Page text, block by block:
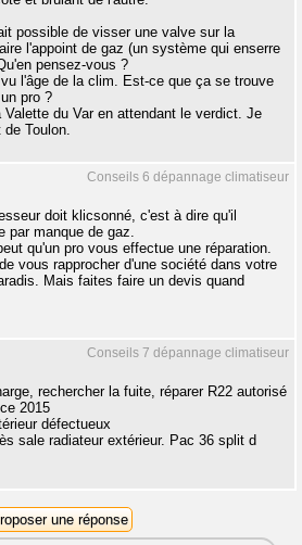
possible de visser une valve sur la
l'appoint de gaz (un système qui enserre
pensez-vous ?
l'âge de la clim. Est-ce que ça se trouve
pro ?
du Var en attendant le verdict. Je
Toulon.
Conseils 6 dépannage climatiseur
doit klicsonné, c'est à dire qu'il
par manque de gaz.
qu'un pro vous effectue une réparation.
vous rapprocher d'une société dans votre
Mais faites faire un devis quand
Conseils 7 dépannage climatiseur
rechercher la fuite, réparer R22 autorisé
2015
défectueux
sale radiateur extérieur. Pac 36 split d